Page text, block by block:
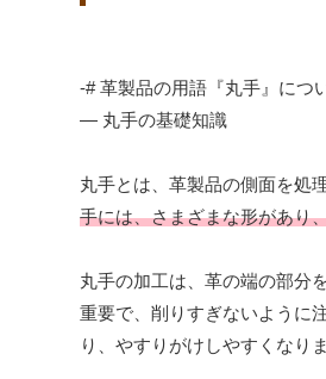
-# 革製品の用語『丸手』につ
— 丸手の基礎知識
丸手とは、革製品の側面を処
手には、さまざまな形があり
丸手の加工は、革の端の部分
重要で、削りすぎないように
り、やすりがけしやすくなりま